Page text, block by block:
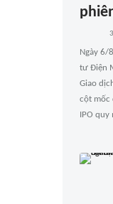
Ngày 6/
tư Điện
Giao
cột mốc
IPO quy